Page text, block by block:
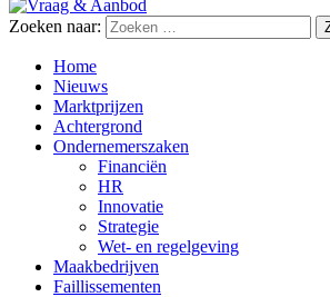
Zoeken naar:
Home
Nieuws
Marktprijzen
Achtergrond
Ondernemerszaken
Financiën
HR
Innovatie
Strategie
Wet- en regelgeving
Maakbedrijven
Faillissementen